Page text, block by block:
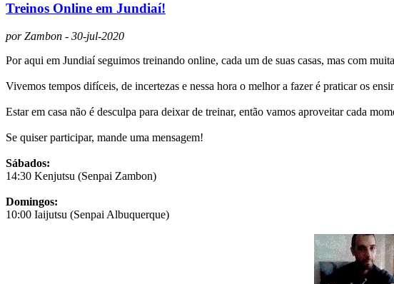
Treinos Online em Jundiaí!
por Zambon - 30-jul-2020
Por aqui em Jundiaí seguimos treinando online, cada um de suas casas, mas com
Vivemos tempos difíceis, de incertezas e nessa hora o melhor a fazer é praticar os
Estar em casa não é desculpa para deixar de treinar, então vamos aproveitar cada
Se quiser participar, mande uma mensagem!
Sábados:
14:30 Kenjutsu (Senpai Zambon)
Domingos:
10:00 Iaijutsu (Senpai Albuquerque)